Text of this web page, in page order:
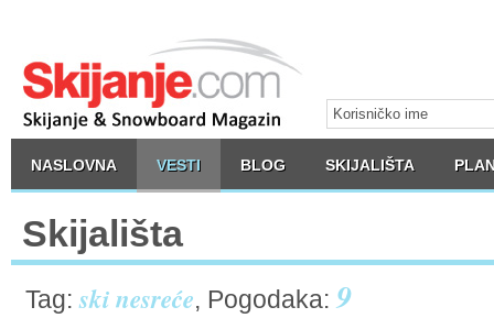
NASLOVNA VESTI BLOG SKIJALIŠTA
Skijališta
Tag: ski nesreće, Pogodaka: 9